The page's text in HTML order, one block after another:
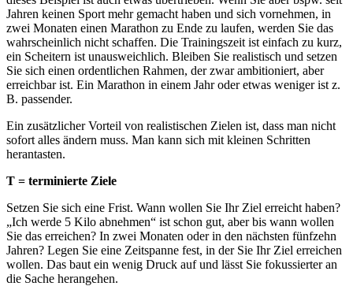
Jahren keinen Sport mehr gemacht haben und sich vornehmen, in
zwei Monaten einen Marathon zu Ende zu laufen, werden Sie das
wahrscheinlich nicht schaffen. Die Trainingszeit ist einfach zu kurz,
ein Scheitern ist unausweichlich. Bleiben Sie realistisch und setzen
Sie sich einen ordentlichen Rahmen, der zwar ambitioniert, aber
erreichbar ist. Ein Marathon in einem Jahr oder etwas weniger ist z.
B. passender.
Ein zusätzlicher Vorteil von realistischen Zielen ist, dass man nicht
sofort alles ändern muss. Man kann sich mit kleinen Schritten
herantasten.
T = terminierte Ziele
Setzen Sie sich eine Frist. Wann wollen Sie Ihr Ziel erreicht haben?
„Ich werde 5 Kilo abnehmen“ ist schon gut, aber bis wann wollen
Sie das erreichen? In zwei Monaten oder in den nächsten fünfzehn
Jahren? Legen Sie eine Zeitspanne fest, in der Sie Ihr Ziel erreichen
wollen. Das baut ein wenig Druck auf und lässt Sie fokussierter an
die Sache herangehen.